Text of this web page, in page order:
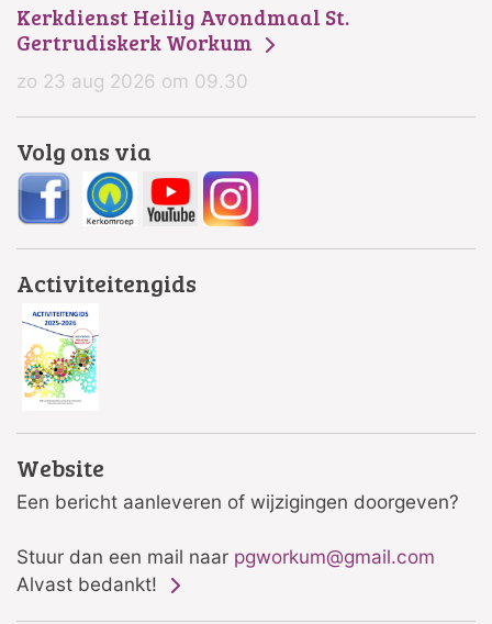
Kerkdienst Heilig Avondmaal St.
Gertrudiskerk Workum
zo 23 aug 2026 om 09.30
Volg ons via
Activiteitengids
Website
Een bericht aanleveren of wijzigingen doorgeven?
Stuur dan een mail naar pgworkum@gmail.com
Alvast bedankt!